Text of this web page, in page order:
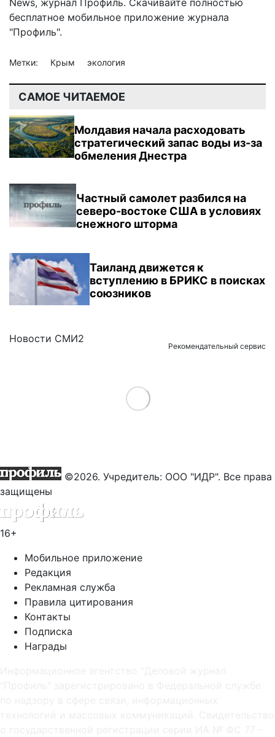
бесплатное мобильное приложение журнала
"Профиль".
Метки: Крым экология
САМОЕ ЧИТАЕМОЕ
Молдавия начала расходовать
стратегический запас воды из-за
обмеления Днестра
Частный самолет разбился на
северо-востоке США в условиях
снежного шторма
Таиланд движется к
вступлению в БРИКС в поисках
союзников
Новости СМИ2
Рекомендательный сервис
Load More
©2026. Учредитель: ООО "ИДР". Все права
защищены
16+
Мобильное приложение
Редакция
Рекламная служба
Правила цитирования
Контакты
Подписка
Награды